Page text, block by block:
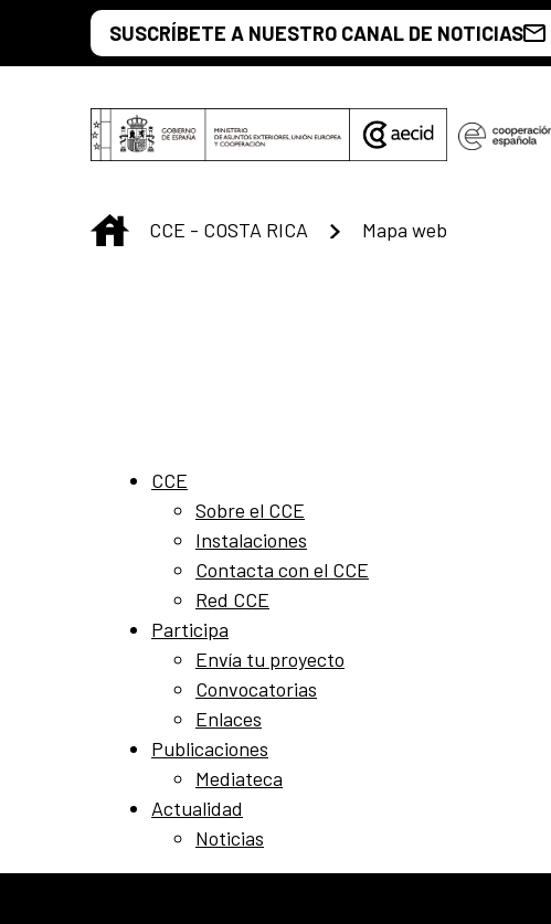
Saltar al contenido principal
SUSCRÍBETE A NUESTRO CANAL DE NOTICIAS
INICIO
CCE - COSTA RICA Mapa web
CCE
Sobre el CCE
Instalaciones
Contacta con el CCE
Red CCE
Participa
Envía tu proyecto
Convocatorias
Enlaces
Publicaciones
Mediateca
Actualidad
Noticias